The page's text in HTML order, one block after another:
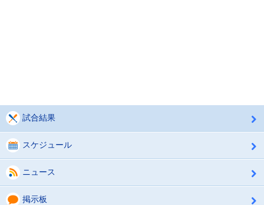
試合結果
スケジュール
ニュース
掲示板